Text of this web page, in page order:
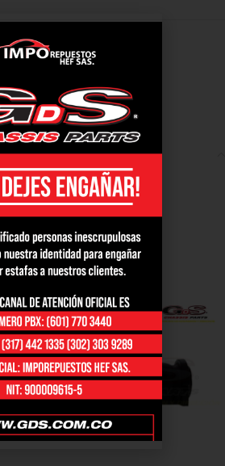
- Mazda,Mazda
MT45
TURBO MT45